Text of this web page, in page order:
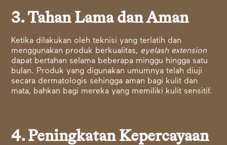
3. Tahan Lama dan Aman
Ketika dilakukan oleh teknisi yang terlatih dan
menggunakan produk berkualitas, eyelash extension
dapat bertahan selama beberapa minggu hingga satu
bulan. Produk yang digunakan umumnya telah diuji
secara dermatologis sehingga aman bagi kulit dan
mata, bahkan bagi mereka yang memiliki kulit sensitif.
4. Peningkatan Kepercayaan